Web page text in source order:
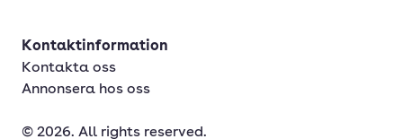
Kontaktinformation
Kontakta oss
Annonsera hos oss
© 2026. All rights reserved.